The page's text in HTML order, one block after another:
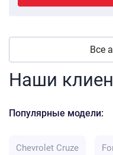
Все
Наши
Популярные модели:
Chevrolet Cruze